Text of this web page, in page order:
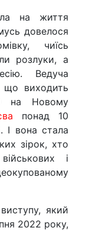
на життя
довелося
чиїсь
розлуки, а
Ведуча
що виходить
на Новому
понад 10
І вона стала
зірок, хто
і
який
2022 року,